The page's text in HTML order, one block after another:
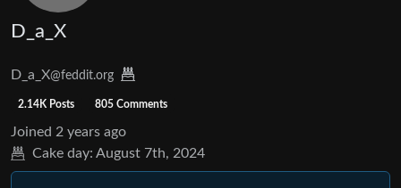
D_a_X
D_a_X@feddit.org
2.14K Posts 805 Comments
Joined 2 years ago
Cake day: August 7th, 2024